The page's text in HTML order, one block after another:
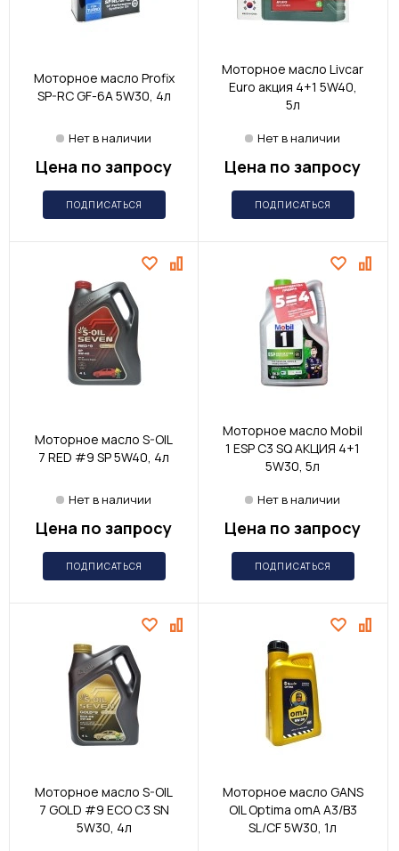
Моторное масло Profix
SP-RC GF-6A 5W30, 4л
Нет в наличии
Цена по запросу
ПОДПИСАТЬСЯ
Моторное масло Livcar
Euro акция 4+1 5W40,
5л
Нет в наличии
Цена по запросу
ПОДПИСАТЬСЯ
Моторное масло S-OIL
7 RED #9 SP 5W40, 4л
Нет в наличии
Цена по запросу
ПОДПИСАТЬСЯ
Моторное масло Mobil
1 ESP C3 SQ АКЦИЯ 4+1
5W30, 5л
Нет в наличии
Цена по запросу
ПОДПИСАТЬСЯ
Моторное масло S-OIL
7 GOLD #9 ECO C3 SN
5W30, 4л
Моторное масло GANS
OIL Optima omA A3/B3
SL/CF 5W30, 1л